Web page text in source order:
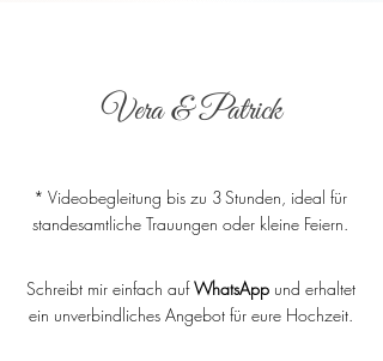
Vera & Patrick
* Videobegleitung bis zu 3 Stunden, ideal für
standesamtliche Trauungen oder kleine Feiern.
Schreibt mir einfach aufWhatsAppund erhaltet
ein unverbindliches Angebot für eure Hochzeit.